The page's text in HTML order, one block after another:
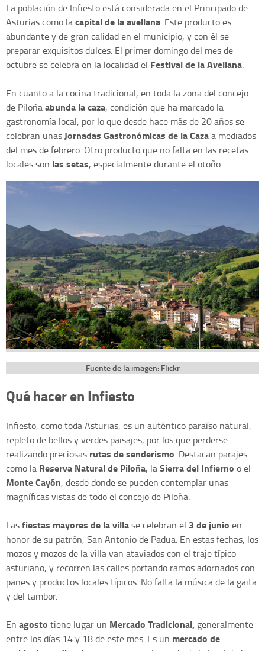
La población de Infiesto está considerada en el Principado de
Asturias como lacapital de la avellana. Este producto es
abundante y de gran calidad en el municipio, y con él se
preparar exquisitos dulces. El primer domingo del mes de
octubre se celebra en la localidad el Festival de la Avellana.
En cuanto a la cocina tradicional, en toda la zona del concejo
de Piloñaabunda la caza, condición que ha marcado la
gastronomía local, por lo que desde hace más de 20 años se
celebran unas Jornadas Gastronómicas de la Cazaa mediados
del mes de febrero. Otro producto que no falta en las recetas
locales son las setas, especialmente durante el otoño.
Fuente de la imagen: Flickr
Qué hacer en Infiesto
Infiesto, como toda Asturias, es un auténtico paraíso natural,
repleto de bellos y verdes paisajes, por los que perderse
realizando preciosas rutas de senderismo. Destacan parajes
como la Reserva Natural de Piloña, laSierra del Infierno o el
Monte Cayón, desde donde se pueden contemplar unas
magníficas vistas de todo el concejo de Piloña.
Lasfiestas mayores de la villase celebran el 3 de junio en
honor de su patrón, San Antonio de Padua. En estas fechas, los
mozos y mozos de la villa van ataviados con el traje típico
asturiano, y recorren las calles portando ramos adornados con
panes y productos locales típicos. No falta la música de la gaita
y del tambor.
En agosto tiene lugar un Mercado Tradicional, generalmente
entre los días 14 y 18 de este mes. Es un mercado de